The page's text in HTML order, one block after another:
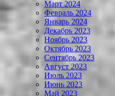
Март 2024
Февраль 2024
Январь 2024
Декабрь 2023
Ноябрь 2023
Октябрь 2023
Сентябрь 2023
Август 2023
Июль 2023
Июнь 2023
Май 2023